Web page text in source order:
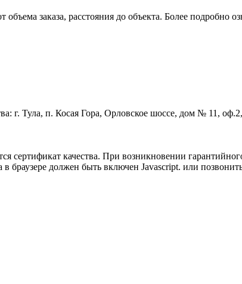
заказа, расстояния до объекта. Более подробно
г. Тула, п. Косая Гора, Орловское шоссе, дом № 11,
сертификат качества. При возникновении
браузере должен быть включен Javascript. или